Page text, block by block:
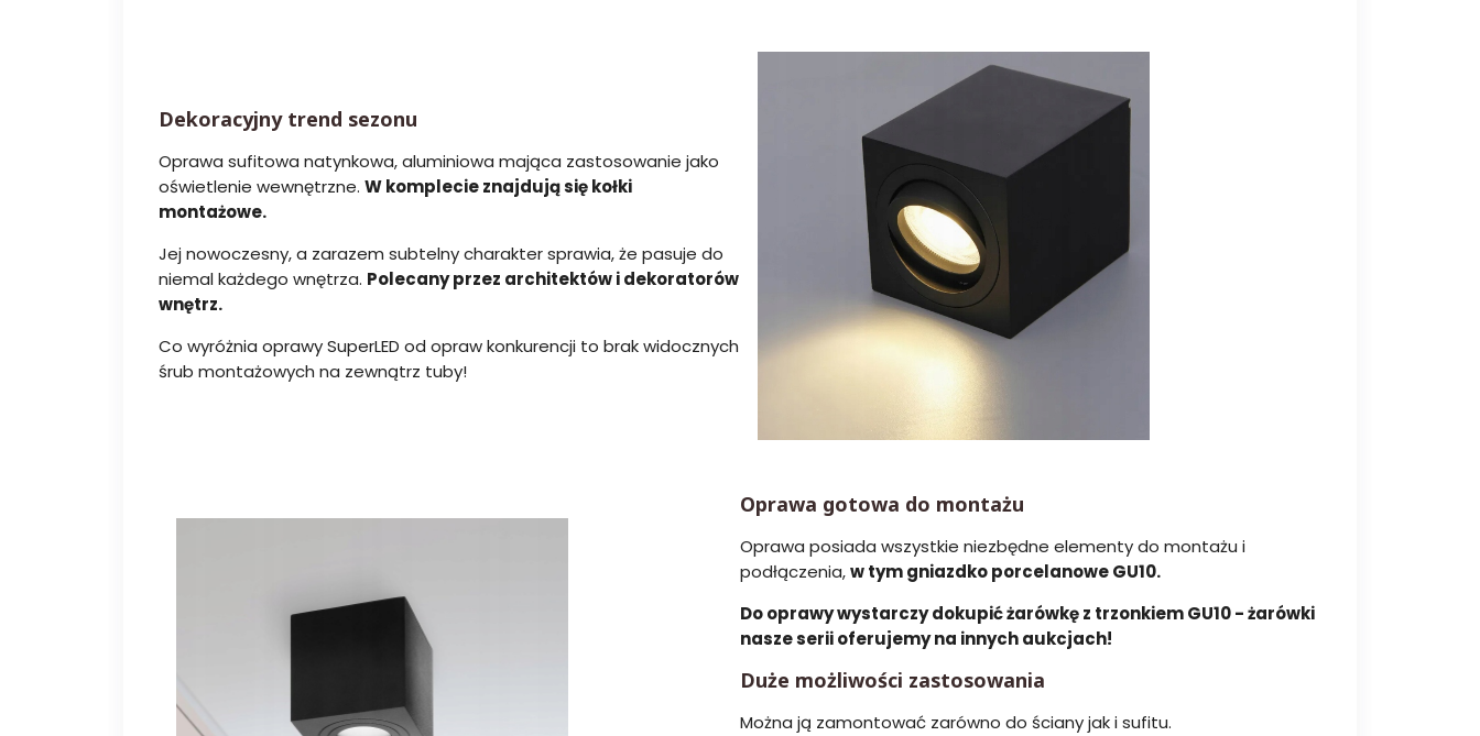
Dekoracyjny trend sezonu
Oprawa sufitowa natynkowa, aluminiowa mająca zastosowanie jako
oświetlenie wewnętrzne. W komplecie znajdują się kołki
montażowe.
Jej nowoczesny, a zarazem subtelny charakter sprawia, że pasuje do
niemal każdego wnętrza. Polecany przez architektów i dekoratorów
wnętrz.
Co wyróżnia oprawy SuperLED od opraw konkurencji to brak widocznych
śrub montażowych na zewnątrz tuby!
Oprawa gotowa do montażu
Oprawa posiada wszystkie niezbędne elementy do montażu i
podłączenia,w tym gniazdko porcelanowe GU10.
Do oprawy wystarczy dokupić żarówkę z trzonkiem GU10 - żarówki
nasze serii oferujemy na innych aukcjach!
Duże możliwości zastosowania
Można ją zamontować zarówno do ściany jak i sufitu.